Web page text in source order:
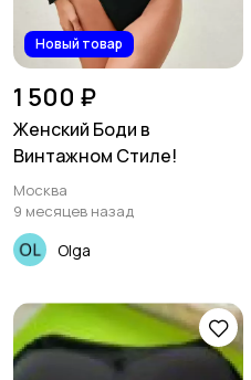
Новый товар
1 500 ₽
Женский Боди в
Винтажном Стиле!
Москва
9 месяцев назад
Olga